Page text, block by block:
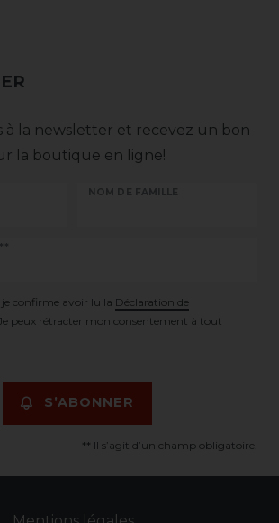
à la newsletter et recevez un bon
la boutique en ligne!
NOM DE FAMILLE
confirme avoir lu la Déclaration de
Je peux rétracter mon consentement à tout
S’ABONNER
** Il s’agit d’un champ obligatoire.